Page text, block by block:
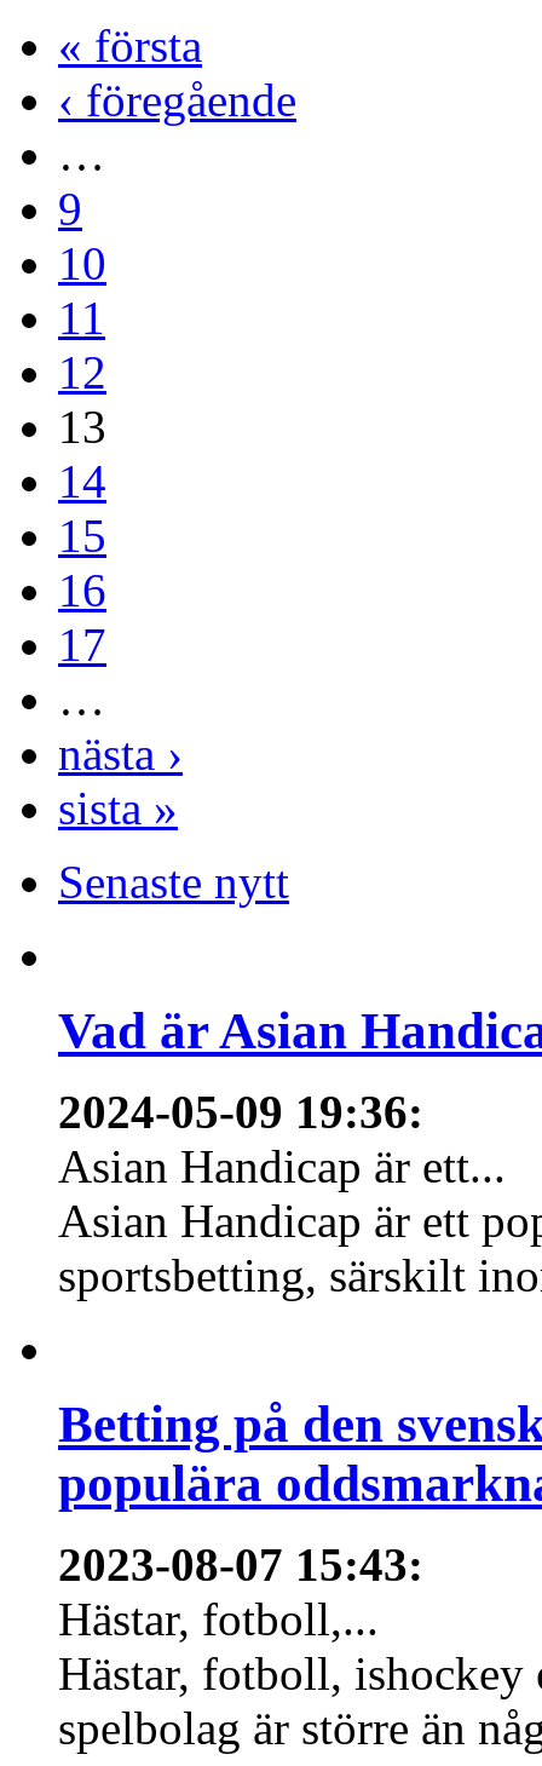
« första
‹ föregående
…
9
10
11
12
13
14
15
16
17
…
nästa ›
sista »
Senaste nytt
Vad är Asian
2024-05-09 19:36:
Asian Handicap är ett...
Asian Handicap är ett
sportsbetting, särskilt
Betting på den
populära
2023-08-07 15:43:
Hästar, fotboll,...
Hästar, fotboll,
spelbolag är större än